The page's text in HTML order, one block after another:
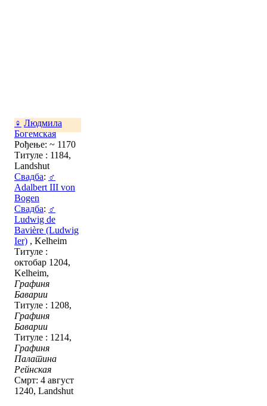
♀ Людмила
Богемская
Рођење: ~ 1170
Титуле : 1184,
Landshut
Свадба: ♂
Adalbert III von
Bogen
Свадба: ♂
Ludwig de
Bavière (Ludwig
Ier) , Kelheim
Титуле :
октобар 1204,
Kelheim,
Графиня
Баварии
Титуле : 1208,
Графиня
Баварии
Титуле : 1214,
Графиня
Палатина
Рейнская
Смрт: 4 август
1240, Landshut